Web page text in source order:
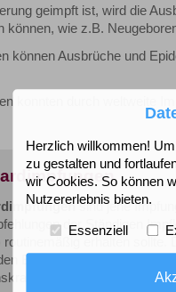
geimpft ist, wird die
können, wie z.B.
können Ausbrüche und
konnten durch weltweite
sind jene
der Ständigen
routinemäßig erhalten sollte.
Einzelnen als auch die
zu schützen.
Herzlich willkommen!
zu gestalten und
wir Cookies. So können
Nutzererlebnis bieten.
Essenziell